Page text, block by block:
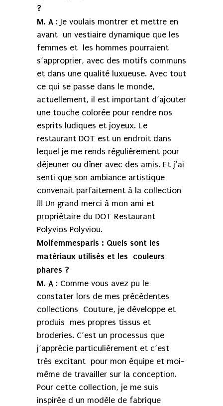
?
M. A : Je voulais montrer et mettre en
avant un vestiaire dynamique que les
femmes et les hommes pourraient
s’approprier, avec des motifs communs
et dans une qualité luxueuse. Avec tout
ce qui se passe dans le monde,
actuellement, il est important d’ajouter
une touche colorée pour rendre nos
esprits ludiques et joyeux. Le
restaurant DOT est un endroit dans
lequel je me rends régulièrement pour
déjeuner ou dîner avec des amis. Et j’ai
senti que son ambiance artistique
convenait parfaitement à la collection
!!! Un grand merci à mon ami et
propriétaire du DOT Restaurant
Polyvios Polyviou.
Moifemmesparis : Quels sont les
matériaux utilisés et les couleurs
phares ?
M. A : Comme vous avez pu le
constater lors de mes précédentes
collections Couture, je développe et
produis mes propres tissus et
broderies. C’est un processus que
j’apprécie particulièrement et c’est
très excitant pour mon équipe et moi-
même de travailler sur la conception.
Pour cette collection, je me suis
inspirée d un modèle de fabrique